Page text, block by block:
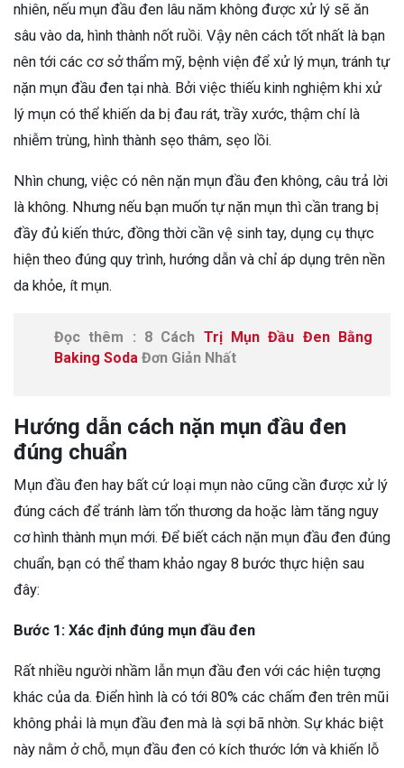
nhiên, nếu mụn đầu đen lâu năm không được xử lý sẽ ăn
sâu vào da, hình thành nốt ruồi. Vậy nên cách tốt nhất là bạn
nên tới các cơ sở thẩm mỹ, bệnh viện để xử lý mụn, tránh tự
nặn mụn đầu đen tại nhà. Bởi việc thiếu kinh nghiệm khi xử
lý mụn có thể khiến da bị đau rát, trầy xước, thậm chí là
nhiễm trùng, hình thành sẹo thâm, sẹo lồi.
Nhìn chung, việc có nên nặn mụn đầu đen không, câu trả lời
là không. Nhưng nếu bạn muốn tự nặn mụn thì cần trang bị
đầy đủ kiến thức, đồng thời cần vệ sinh tay, dụng cụ thực
hiện theo đúng quy trình, hướng dẫn và chỉ áp dụng trên nền
da khỏe, ít mụn.
Đọc thêm : 8 Cách Trị Mụn Đầu Đen Bằng
Baking Soda Đơn Giản Nhất
Hướng dẫn cách nặn mụn đầu đen
đúng chuẩn
Mụn đầu đen hay bất cứ loại mụn nào cũng cần được xử lý
đúng cách để tránh làm tổn thương da hoặc làm tăng nguy
cơ hình thành mụn mới. Để biết cách nặn mụn đầu đen đúng
chuẩn, bạn có thể tham khảo ngay 8 bước thực hiện sau
đây:
Bước 1: Xác định đúng mụn đầu đen
Rất nhiều người nhầm lẫn mụn đầu đen với các hiện tượng
khác của da. Điển hình là có tới 80% các chấm đen trên mũi
không phải là mụn đầu đen mà là sợi bã nhờn. Sự khác biệt
này nằm ở chỗ, mụn đầu đen có kích thước lớn và khiến lỗ